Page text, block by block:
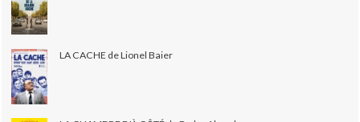
LA CACHE de Lionel Baier